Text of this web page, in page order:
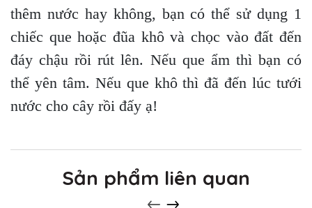
thêm nước hay không, bạn có thể sử dụng 1
chiếc que hoặc đũa khô và chọc vào đất đến
đáy chậu rồi rút lên. Nếu que ẩm thì bạn có
thể yên tâm. Nếu que khô thì đã đến lúc tưới
nước cho cây rồi đấy ạ!
Sản phẩm liên quan